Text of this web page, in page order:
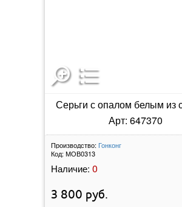
Серьги с опалом белым из
Арт: 647370
Производство: Гонконг
Код: МОВ0313
Наличие: 0
3 800 руб.